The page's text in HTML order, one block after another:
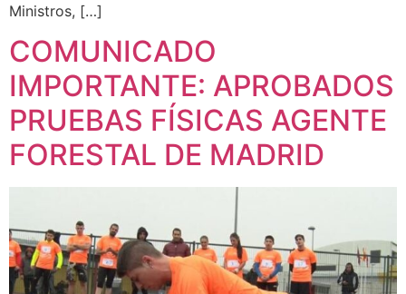
Ministros, […]
COMUNICADO
IMPORTANTE: APROBADOS
PRUEBAS FÍSICAS AGENTE
FORESTAL DE MADRID